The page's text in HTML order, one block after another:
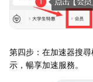
第四步：在加速器搜
示，暢享加速服務。